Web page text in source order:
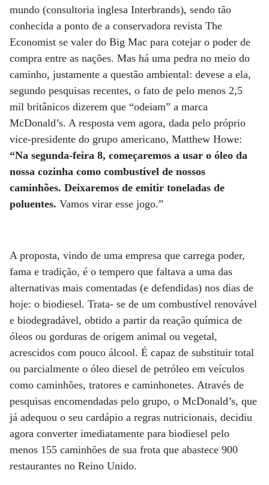
mundo (consultoria inglesa Interbrands), sendo tão
conhecida a ponto de a conservadora revista The
Economist se valer do Big Mac para cotejar o poder de
compra entre as nações. Mas há uma pedra no meio do
caminho, justamente a questão ambiental: devese a ela,
segundo pesquisas recentes, o fato de pelo menos 2,5
mil britânicos dizerem que “odeiam” a marca
McDonald’s. A resposta vem agora, dada pelo próprio
vice-presidente do grupo americano, Matthew Howe:
“Na segunda-feira 8, começaremos a usar o óleo da
nossa cozinha como combustível de nossos
caminhões. Deixaremos de emitir toneladas de
poluentes. Vamos virar esse jogo.”
A proposta, vindo de uma empresa que carrega poder,
fama e tradição, é o tempero que faltava a uma das
alternativas mais comentadas (e defendidas) nos dias de
hoje: o biodiesel. Trata- se de um combustível renovável
e biodegradável, obtido a partir da reação química de
óleos ou gorduras de origem animal ou vegetal,
acrescidos com pouco álcool. É capaz de substituir total
ou parcialmente o óleo diesel de petróleo em veículos
como caminhões, tratores e caminhonetes. Através de
pesquisas encomendadas pelo grupo, o McDonald’s, que
já adequou o seu cardápio a regras nutricionais, decidiu
agora converter imediatamente para biodiesel pelo
menos 155 caminhões de sua frota que abastece 900
restaurantes no Reino Unido.